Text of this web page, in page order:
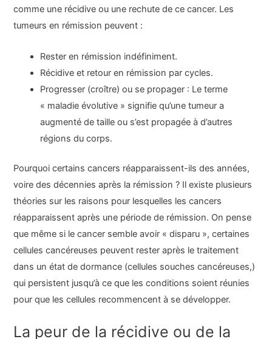
comme une récidive ou une rechute de ce cancer. Les
tumeurs en rémission peuvent :
Rester en rémission indéfiniment.
Récidive et retour en rémission par cycles.
Progresser (croître) ou se propager : Le terme
« maladie évolutive » signifie qu’une tumeur a
augmenté de taille ou s’est propagée à d’autres
régions du corps.
Pourquoi certains cancers réapparaissent-ils des années,
voire des décennies après la rémission ? Il existe plusieurs
théories sur les raisons pour lesquelles les cancers
réapparaissent après une période de rémission. On pense
que même si le cancer semble avoir « disparu », certaines
cellules cancéreuses peuvent rester après le traitement
dans un état de dormance (cellules souches cancéreuses,)
qui persistent jusqu’à ce que les conditions soient réunies
pour que les cellules recommencent à se développer.
La peur de la récidive ou de la